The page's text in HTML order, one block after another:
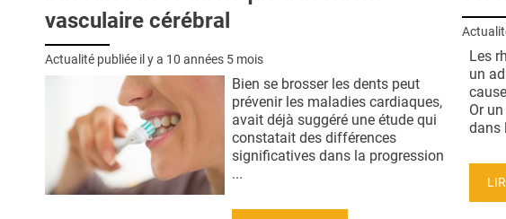
vasculaire cérébral
Actualité publiée il y a 10 années 5 mois
Bien se brosser les dents peut
prévenir les maladies cardiaques,
avait déjà suggéré une étude qui
constatait des différences
significatives dans la progression
...
Les
un
Or
dans